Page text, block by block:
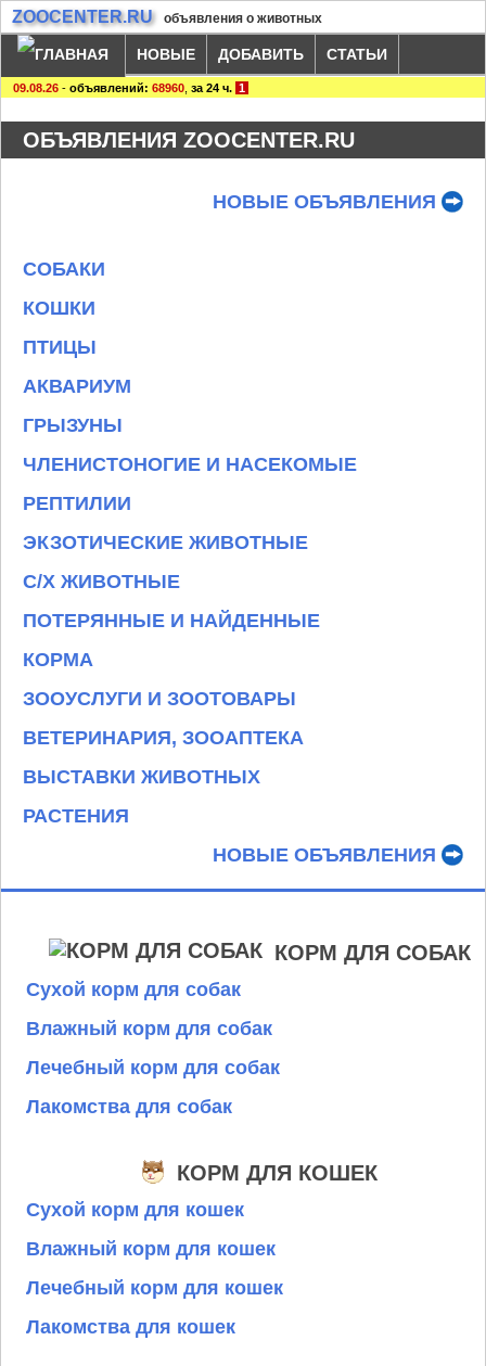
ZOOCENTER.RU объявления о животных
НОВЫЕ ДОБАВИТЬ СТАТЬИ
09.08.26 - объявлений: 68960 за 24 ч. 1
ОБЪЯВЛЕНИЯ ZOOCENTER.RU
НОВЫЕ ОБЪЯВЛЕНИЯ
СОБАКИ
КОШКИ
ПТИЦЫ
АКВАРИУМ
ГРЫЗУНЫ
ЧЛЕНИСТОНОГИЕ И НАСЕКОМЫЕ
РЕПТИЛИИ
ЭКЗОТИЧЕСКИЕ ЖИВОТНЫЕ
С/Х ЖИВОТНЫЕ
ПОТЕРЯННЫЕ И НАЙДЕННЫЕ
КОРМА
ЗООУСЛУГИ И ЗООТОВАРЫ
ВЕТЕРИНАРИЯ, ЗООАПТЕКА
ВЫСТАВКИ ЖИВОТНЫХ
РАСТЕНИЯ
НОВЫЕ ОБЪЯВЛЕНИЯ
КОРМ ДЛЯ СОБАК
Сухой корм для собак
Влажный корм для собак
Лечебный корм для собак
Лакомства для собак
КОРМ ДЛЯ КОШЕК
Сухой корм для кошек
Влажный корм для кошек
Лечебный корм для кошек
Лакомства для кошек